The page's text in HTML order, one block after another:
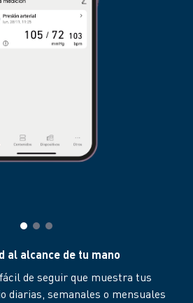
al alcance de tu mano
de seguir que muestra tus
diarias, semanales o mensuales